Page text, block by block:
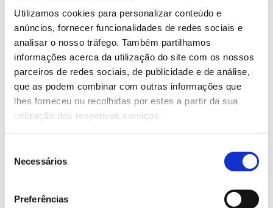
Utilizamos cookies para personalizar conteúdo e
anúncios, fornecer funcionalidades de redes sociais e
analisar o nosso tráfego. Também partilhamos
informações acerca da utilização do site com os nossos
parceiros de redes sociais, de publicidade e de análise,
que as podem combinar com outras informações que
lhes forneceu ou recolhidas por estes a partir da sua
utilização dos respetivos serviços.
Necessários
Preferências
Saiba mais sobre o workshop final do
projeto InduForestFire
13.07.2026
Genoma do priolo e de outras espécies em risco:
conhecer para conservar
Registar galhas de Trichi em acácia-das-espigas: